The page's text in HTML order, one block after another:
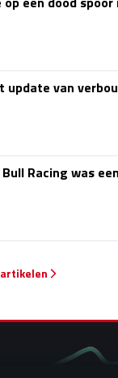
van
Racing was